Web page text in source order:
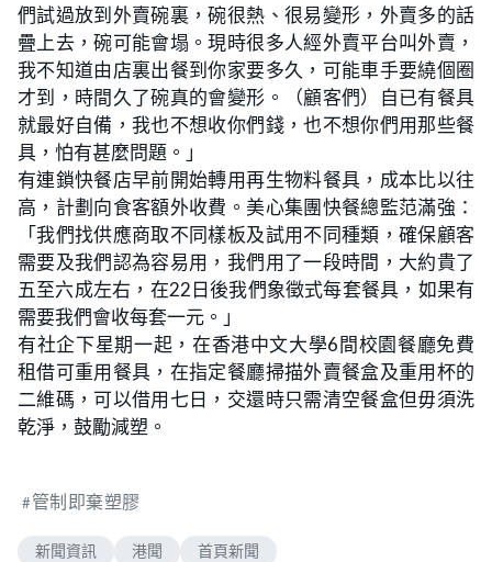
們試過放到外賣碗裏，碗很熱、很易變形，外賣多的話
疊上去，碗可能會塌。現時很多人經外賣平台叫外賣，
我不知道由店裏出餐到你家要多久，可能車手要繞個圈
才到，時間久了碗真的會變形。（顧客們）自已有餐具
就最好自備，我也不想收你們錢，也不想你們用那些餐
具，怕有甚麼問題。」
有連鎖快餐店早前開始轉用再生物料餐具，成本比以往
高，計劃向食客額外收費。美心集團快餐總監范滿強：
「我們找供應商取不同樣板及試用不同種類，確保顧客
需要及我們認為容易用，我們用了一段時間，大約貴了
五至六成左右，在22日後我們象徵式每套餐具，如果有
需要我們會收每套一元。」
有社企下星期一起，在香港中文大學6間校園餐廳免費
租借可重用餐具，在指定餐廳掃描外賣餐盒及重用杯的
二維碼，可以借用七日，交還時只需清空餐盒但毋須洗
乾淨，鼓勵減塑。
管制即棄塑膠
新聞資訊 港聞 首頁新聞